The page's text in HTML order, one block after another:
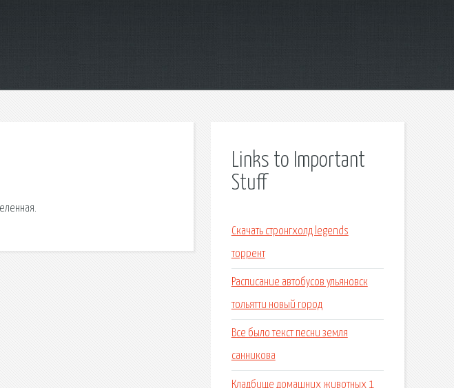
Links to Important
Stuff
Скачать стронгхолд legends
торрент
Расписание автобусов ульяновск
тольятти новый город
Все было текст песни земля
санникова
Кладбище домашних животных 1